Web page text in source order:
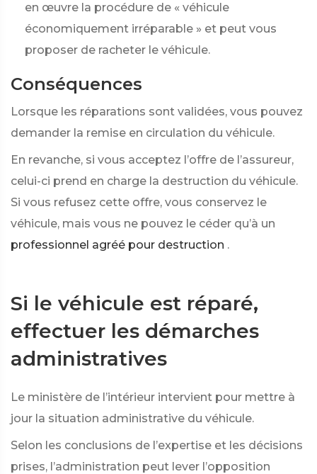
en œuvre la procédure de « véhicule
économiquement irréparable » et peut vous
proposer de racheter le véhicule.
Conséquences
Lorsque les réparations sont validées, vous pouvez
demander la remise en circulation du véhicule.
En revanche, si vous acceptez l’offre de l’assureur,
celui-ci prend en charge la destruction du véhicule.
Si vous refusez cette offre, vous conservez le
véhicule, mais vous ne pouvez le céder qu’à un
professionnel agréé pour destruction .
Si le véhicule est réparé,
effectuer les démarches
administratives
Le ministère de l’intérieur intervient pour mettre à
jour la situation administrative du véhicule.
Selon les conclusions de l’expertise et les décisions
prises, l’administration peut lever l’opposition